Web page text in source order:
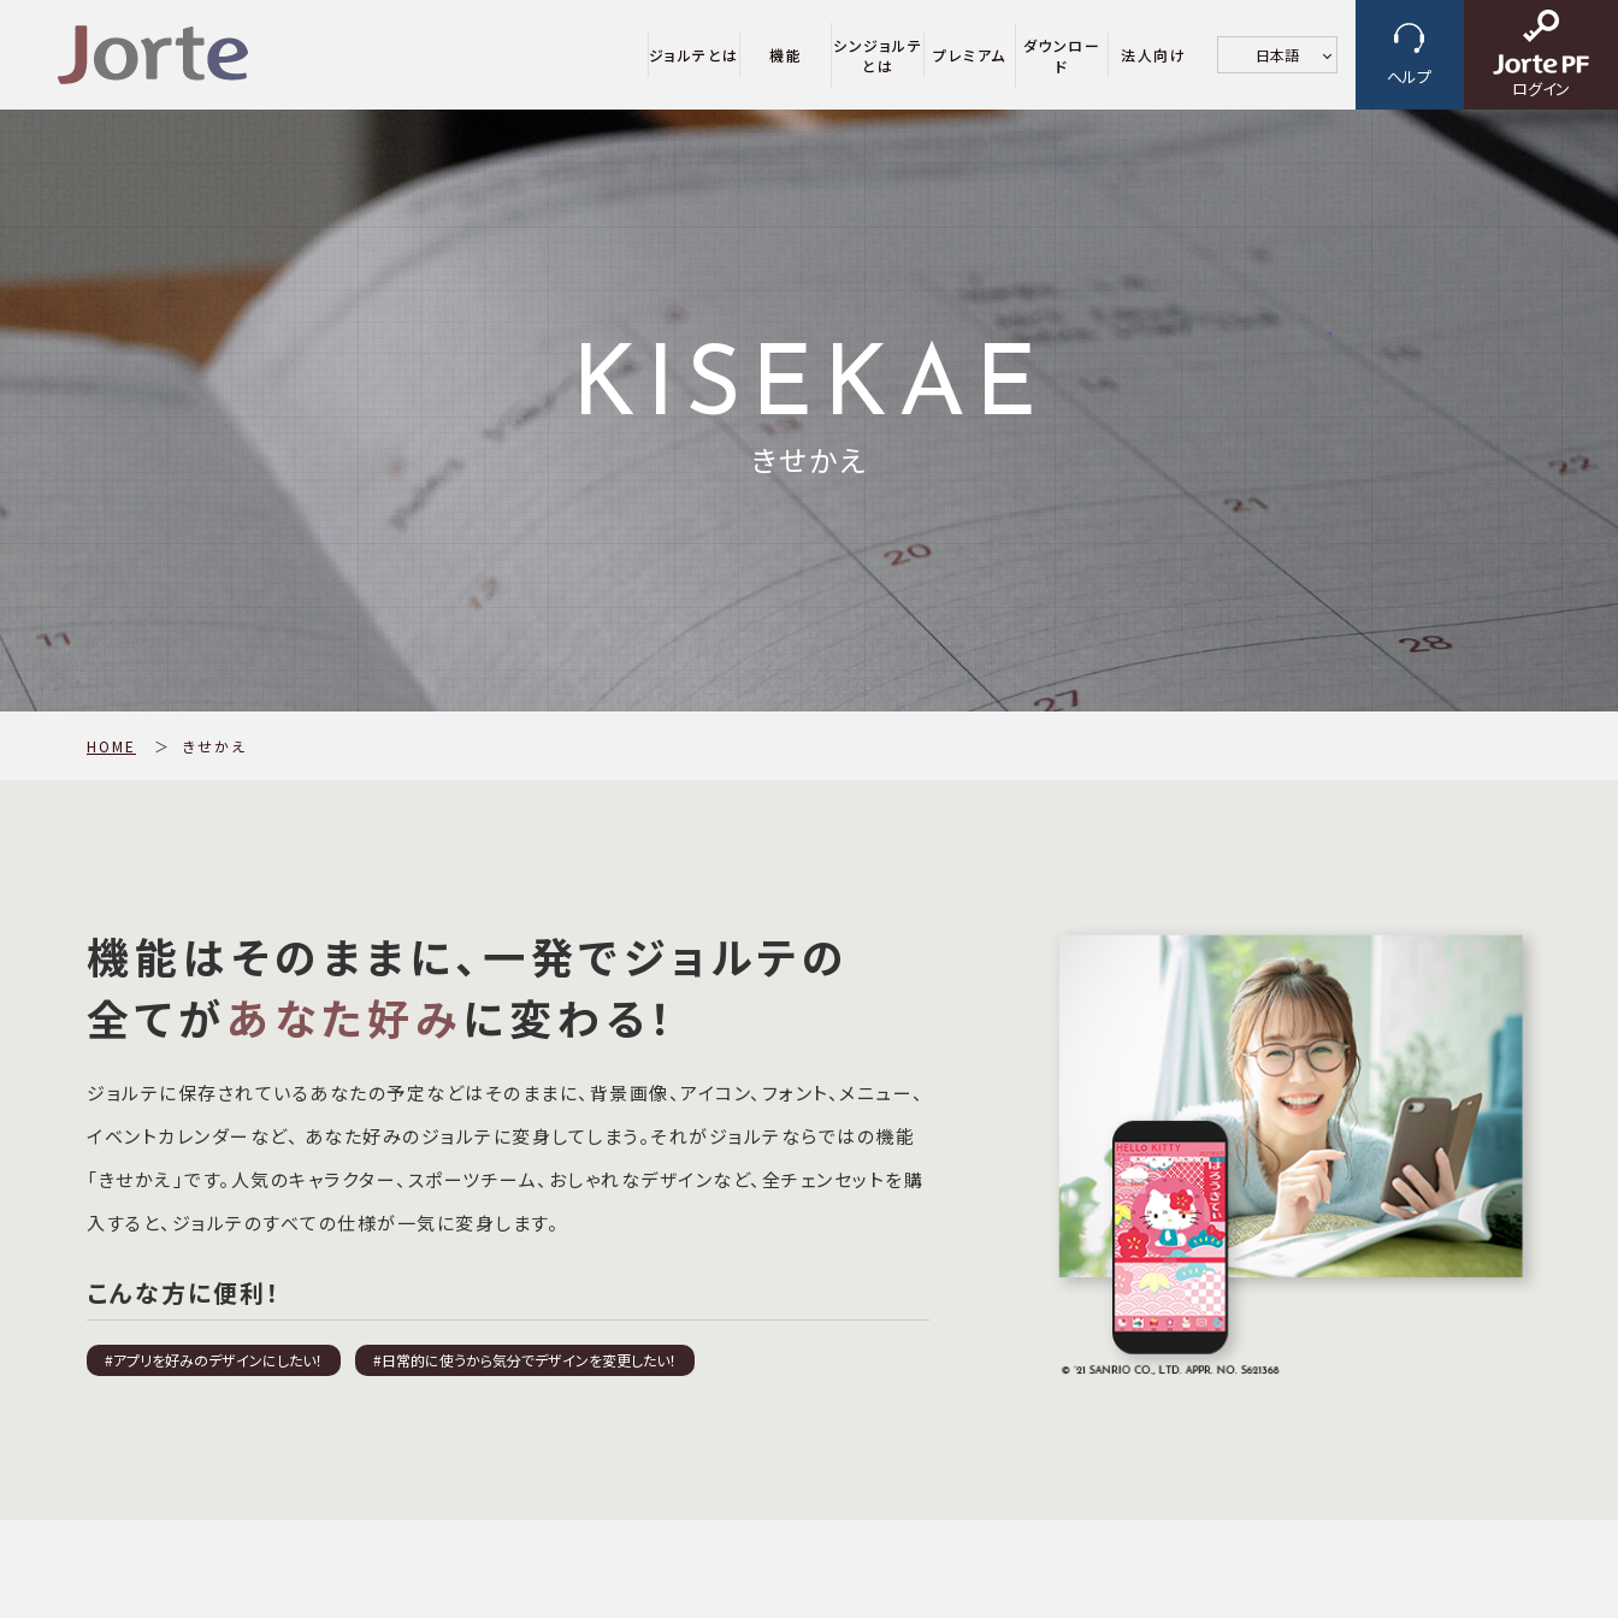
ジョルテとは 機能
シンジョルテ
とは
プレミアム
ダウンロー
ド
法人向け 日本語
ヘルプ
ログイン
KISEKAE
きせかえ
HOME ＞ きせかえ
機能はそのままに、一発でジョルテの
全てがあなた好みに変わる！
ジョルテに保存されているあなたの予定などはそのままに、背景画像、アイコン、フォント、メニュー、
イベントカレンダーなど、 あなた好みのジョルテに変身してしまう。それがジョルテならではの機能
「きせかえ」です。人気のキャラクター、スポーツチーム、おしゃれなデザインなど、全チェンセットを購
入すると、ジョルテのすべての仕様が一気に変身します。
こんな方に便利！
#アプリを好みのデザインにしたい！ #日常的に使うから気分でデザインを変更したい！